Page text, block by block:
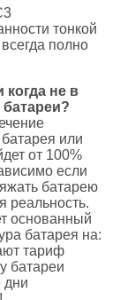
тонкой
полно
когда не в
или
от 100%
если
батарею
реальность.
основанный
батарея на:
тариф
батареи
дни